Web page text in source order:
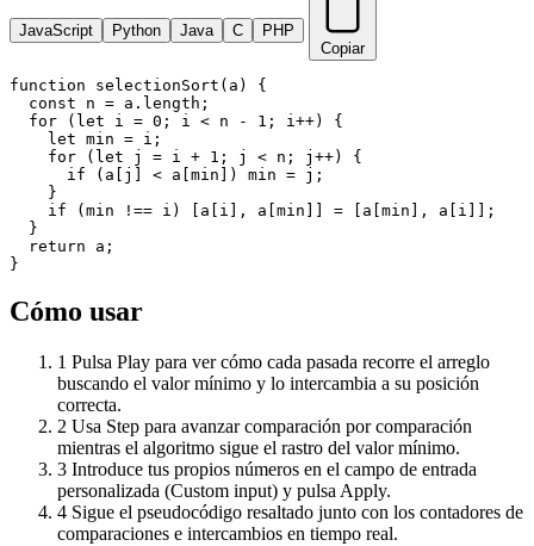
JavaScript Python Java C
PHP
Copiar
function selectionSort(a) {
  const n = a.length;
  for (let i = 0; i < n - 1; i++) {
    let min = i;
    for (let j = i + 1; j < n; j++) {
      if (a[j] < a[min]) min = j;
    }
    if (min !== i) [a[i], a[min]] = [a[min], a[i]];
  }
  return a;
}
Cómo usar
1 Pulsa Play para ver cómo cada pasada recorre el arreglo
buscando el valor mínimo y lo intercambia a su posición
correcta.
2 Usa Step para avanzar comparación por comparación
mientras el algoritmo sigue el rastro del valor mínimo.
3 Introduce tus propios números en el campo de entrada
personalizada (Custom input) y pulsa Apply.
4 Sigue el pseudocódigo resaltado junto con los contadores de
comparaciones e intercambios en tiempo real.